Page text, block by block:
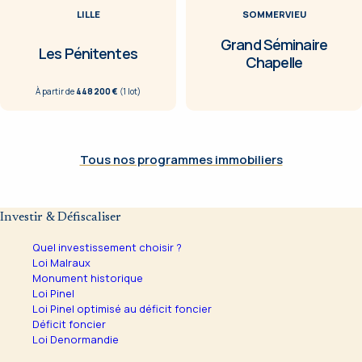
LILLE
Les Pénitentes
À partir de 448 200 € (1 lot)
SOMMERVIEU
Grand Séminaire
Chapelle
Tous nos programmes immobiliers
Investir & Défiscaliser
Quel investissement choisir ?
Loi Malraux
Monument historique
Loi Pinel
Loi Pinel optimisé au déficit foncier
Déficit foncier
Loi Denormandie